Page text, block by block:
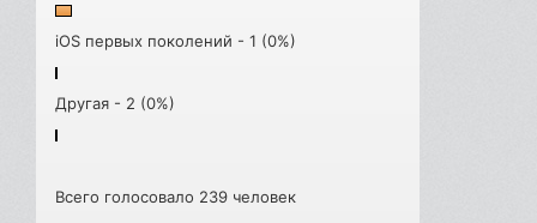
iOS первых поколений - 1 (0%)
Другая - 2 (0%)
Всего голосовало 239 человек